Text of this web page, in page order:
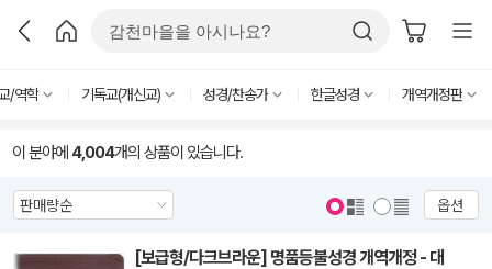
/역학 기독교(개신교) 성경/찬송가 한글성경 개역개정판
이 분야에 4,004개의 상품이 있습니다.
옵션
[보급형/다크브라운] 명품등불성경 개역개정 - 대